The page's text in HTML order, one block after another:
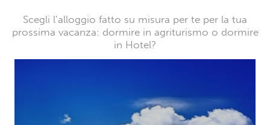
Scegli l’alloggio fatto su misura per te per la tua
prossima vacanza: dormire in agriturismo o dormire
in Hotel?